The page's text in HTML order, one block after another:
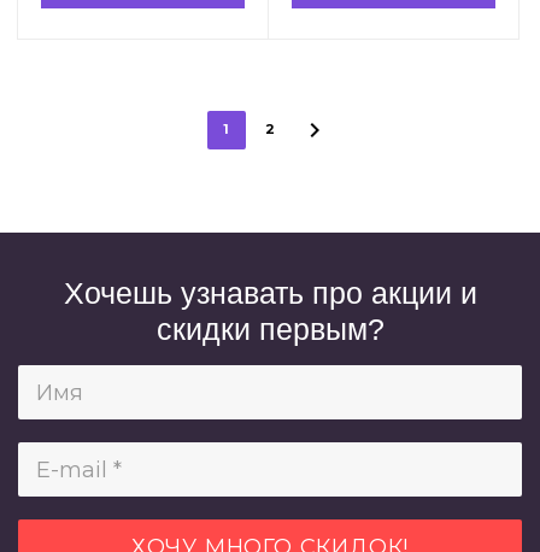
1 2
Хочешь узнавать про акции и
скидки первым?